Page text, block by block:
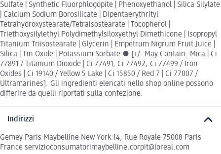
Sulfate | Synthetic Fluorphlogopite | Phenoxyethanol | Silica Silylate
| Calcium Sodium Borosilicate | Dipentaerythrityl
Tetrahydroxystearate/Tetraisostearate | Tocopherol |
Triethoxysilylethyl Polydimethylsiloxyethyl Dimethicone | Isopropyl
Titanium Triisostearate | Glycerin | Empetrum Nigrum Fruit Juice |
Silica | Tin Oxide | Potassium Sorbate ● [+/- May Contain: Mica | Ci
77891 / Titanium Dioxide | Ci 77491, Ci 77492, Ci 77499 / Iron
Oxides | Ci 19140 / Yellow 5 Lake | Ci 15850 / Red 7 | Ci 77007 /
Ultramarines]. Gli ingredienti elencati nello shop online possono
differire da quelli riportati sulla confezione.
Indirizzi
Gemey Paris Maybelline New York 14, Rue Royale 75008 Paris
France servizioconsumatorimaybelline.corpit@loreal.com